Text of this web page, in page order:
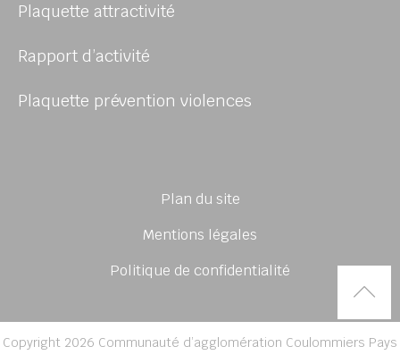
Plaquette attractivité
Rapport d’activité
Plaquette prévention violences
Plan du site
Mentions légales
Politique de confidentialité
Copyright 2026 Communauté d’agglomération Coulommiers Pays